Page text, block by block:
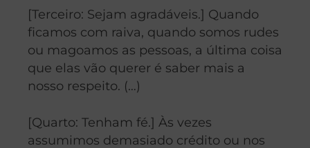
[Terceiro: Sejam agradáveis.] Quando
ficamos com raiva, quando somos rudes
ou magoamos as pessoas, a última coisa
que elas vão querer é saber mais a
nosso respeito. (…)
[Quarto: Tenham fé.] Às vezes
assumimos demasiado crédito ou nos